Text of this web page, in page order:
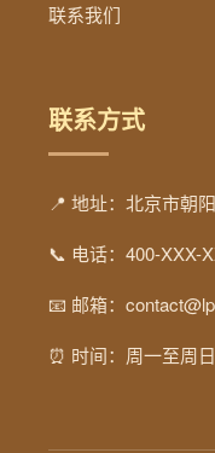
联系我们
联系方式
📍 地址：北京市朝
📞 电话：400-XXX-
📧 邮箱：
⏰ 时间：周一至周